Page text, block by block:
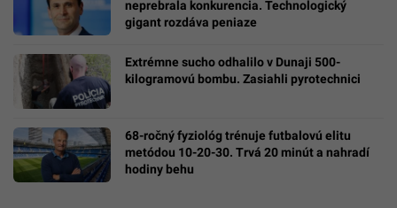
neprebrala konkurencia. Technologický
gigant rozdáva peniaze
Extrémne sucho odhalilo v Dunaji 500-
kilogramovú bombu. Zasiahli pyrotechnici
68-ročný fyziológ trénuje futbalovú elitu
metódou 10-20-30. Trvá 20 minút a nahradí
hodiny behu